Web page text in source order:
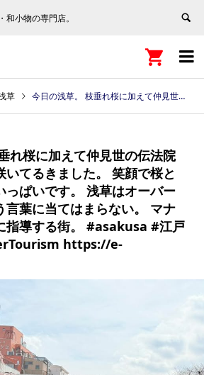
小物の専門店。


草 今日の浅草。 枝垂れ桜に加えて仲見世の伝法院側の桜もだいぶ咲いてるきました。 笑顔で桜と写真を撮る人がいっぱいです。 浅草はオーバーツーリズムと言う言葉に当てはまらない。 マナーを守らない人に指導する街。 #asakusa #江戸文化の街 #BetterTourism https://e-asakusa.jp/
れ桜に加えて仲見世の伝法院
いてるきました。 笑顔で桜と
っぱいです。 浅草はオーバー
言葉に当てはまらない。 マナ
指導する街。 #asakusa #江戸
https://e-